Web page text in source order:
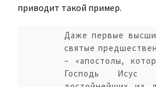
приводит такой пример.
Даже первые
святые
– «апостолы,
Господь Исус